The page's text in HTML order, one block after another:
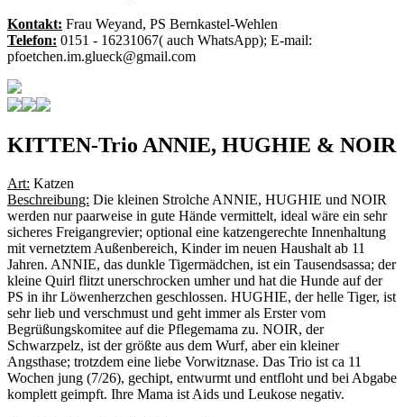
Kontakt: Frau Weyand, PS Bernkastel-Wehlen
Telefon: 0151 - 16231067( auch WhatsApp); E-mail:
pfoetchen.im.glueck@gmail.com
KITTEN-Trio ANNIE, HUGHIE & NOIR
Art: Katzen
Beschreibung: Die kleinen Strolche ANNIE, HUGHIE und NOIR
werden nur paarweise in gute Hände vermittelt, ideal wäre ein sehr
sicheres Freigangrevier; optional eine katzengerechte Innenhaltung
mit vernetztem Außenbereich, Kinder im neuen Haushalt ab 11
Jahren. ANNIE, das dunkle Tigermädchen, ist ein Tausendsassa; der
kleine Quirl flitzt unerschrocken umher und hat die Hunde auf der
PS in ihr Löwenherzchen geschlossen. HUGHIE, der helle Tiger, ist
sehr lieb und verschmust und geht immer als Erster vom
Begrüßungskomitee auf die Pflegemama zu. NOIR, der
Schwarzpelz, ist der größte aus dem Wurf, aber ein kleiner
Angsthase; trotzdem eine liebe Vorwitznase. Das Trio ist ca 11
Wochen jung (7/26), gechipt, entwurmt und entfloht und bei Abgabe
komplett geimpft. Ihre Mama ist Aids und Leukose negativ.